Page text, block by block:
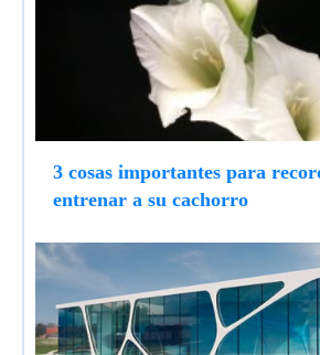
3 cosas importantes para
entrenar a su cachorro